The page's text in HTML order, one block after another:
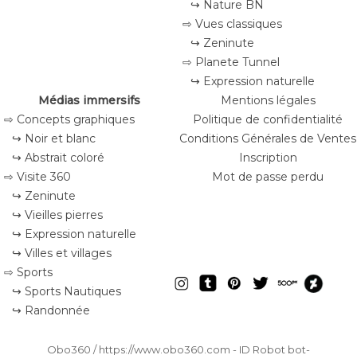
↪ Nature BN
⇨ Vues classiques
↪ Zeninute
⇨ Planete Tunnel
↪ Expression naturelle
Médias immersifs
⇨ Concepts graphiques
↪ Noir et blanc
↪ Abstrait coloré
⇨ Visite 360
↪ Zeninute
↪ Vieilles pierres
↪ Expression naturelle
↪ Villes et villages
⇨ Sports
↪ Sports Nautiques
↪ Randonnée
Mentions légales
Politique de confidentialité
Conditions Générales de Ventes
Inscription
Mot de passe perdu
Obo360 / https://www.obo360.com - ID Robot bot-